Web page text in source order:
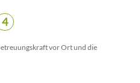
4
vor Ort und die